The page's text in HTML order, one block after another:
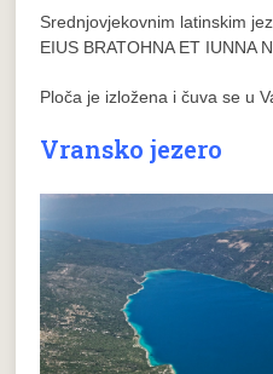
Srednjovjekovnim latinskim
EIUS BRATOHNA ET IUNNA
Ploča je izložena i čuva se u
Vransko jezero